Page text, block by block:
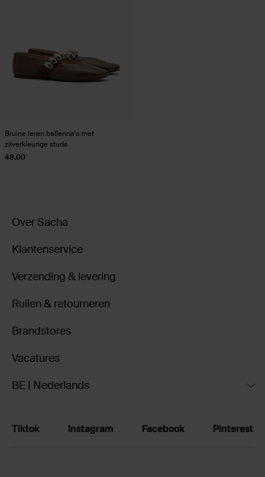
Bruine leren ballerina's met
zilverkleurige studs
48.00
Over Sacha
Klantenservice
Verzending & levering
Ruilen & retourneren
Brandstores
Vacatures
BE | Nederlands
Tiktok Instagram Facebook Pinterest